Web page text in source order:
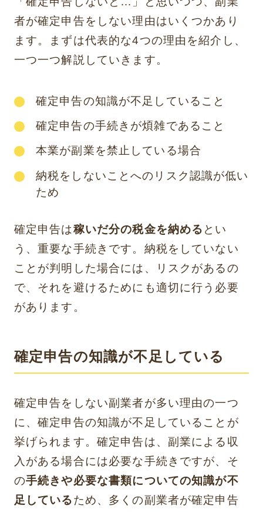
者が確定申告をしない理由はいくつかあり
ます。まずは代表的な4つの理由を紹介し、
一つ一つ解説していきます。
確定申告の知識が不足していること
確定申告の手続きが煩雑であること
本業が副業を禁止している場合
納税をしないことへのリスク認識が低い
ため
確定申告は稼いだ分の税金を納める とい
う、重要な手続きです。納税をしていない
ことが判明した場合には、リスクがあるの
で、それを避けるためにも適切に行う必要
があります。
確定申告の知識が不足している
確定申告をしない副業者が多い理由の一つ
に、確定申告の知識が不足していることが
挙げられます。確定申告は、副業による収
入がある場合には必要な手続きですが、そ
の手続きや必要な書類についての知識が不
足しているため、多くの副業者が確定申告